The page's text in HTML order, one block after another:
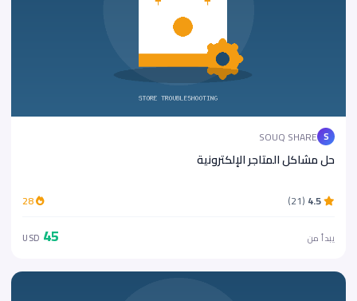
S
SOUQ SHARE
حل مشاكل المتاجر الإلكترونية
4.5
(21)
يبدأ من 45
USD